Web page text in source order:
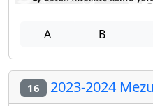
A B
16 2023-2024